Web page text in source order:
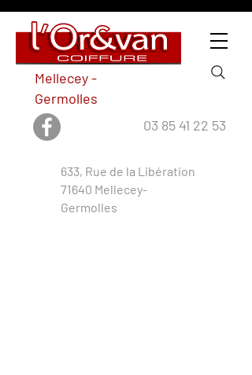
Mellecey -
Germolles
03 85 41 22 53
633, Rue de la Libération
71640 Mellecey-
Germolles